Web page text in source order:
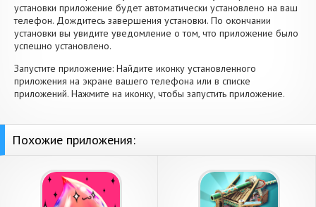
установки приложение будет автоматически установлено на ваш
телефон. Дождитесь завершения установки. По окончании
установки вы увидите уведомление о том, что приложение было
успешно установлено.
Запустите приложение: Найдите иконку установленного
приложения на экране вашего телефона или в списке
приложений. Нажмите на иконку, чтобы запустить приложение.
Похожие приложения: